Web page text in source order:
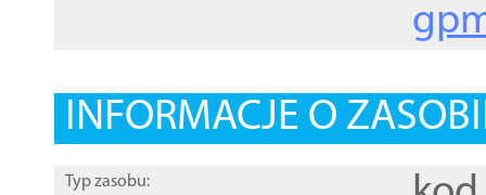
INFORMACJE O
Typ zasobu: